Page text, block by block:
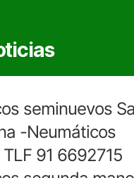
seminuevos
-Neumáticos
91 6692715